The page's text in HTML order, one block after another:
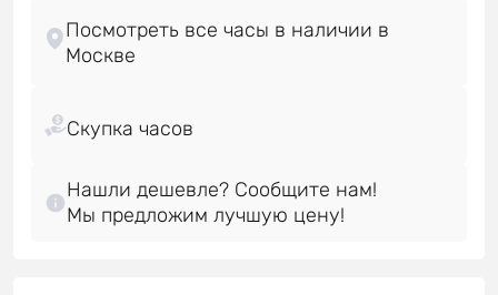
Посмотреть все часы в наличии в
Нашли дешевле? Сообщите нам!
Мы предложим лучшую цену!